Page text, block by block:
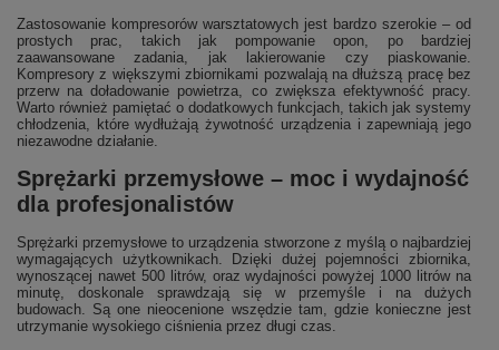
Zastosowanie kompresorów warsztatowych jest bardzo szerokie – od
prostych prac, takich jak pompowanie opon, po bardziej
zaawansowane zadania, jak lakierowanie czy piaskowanie.
Kompresory z większymi zbiornikami pozwalają na dłuższą pracę bez
przerw na doładowanie powietrza, co zwiększa efektywność pracy.
Warto również pamiętać o dodatkowych funkcjach, takich jak systemy
chłodzenia, które wydłużają żywotność urządzenia i zapewniają jego
niezawodne działanie.
Sprężarki przemysłowe – moc i wydajność
dla profesjonalistów
Sprężarki przemysłowe to urządzenia stworzone z myślą o najbardziej
wymagających użytkownikach. Dzięki dużej pojemności zbiornika,
wynoszącej nawet 500 litrów, oraz wydajności powyżej 1000 litrów na
minutę, doskonale sprawdzają się w przemyśle i na dużych
budowach. Są one nieocenione wszędzie tam, gdzie konieczne jest
utrzymanie wysokiego ciśnienia przez długi czas.